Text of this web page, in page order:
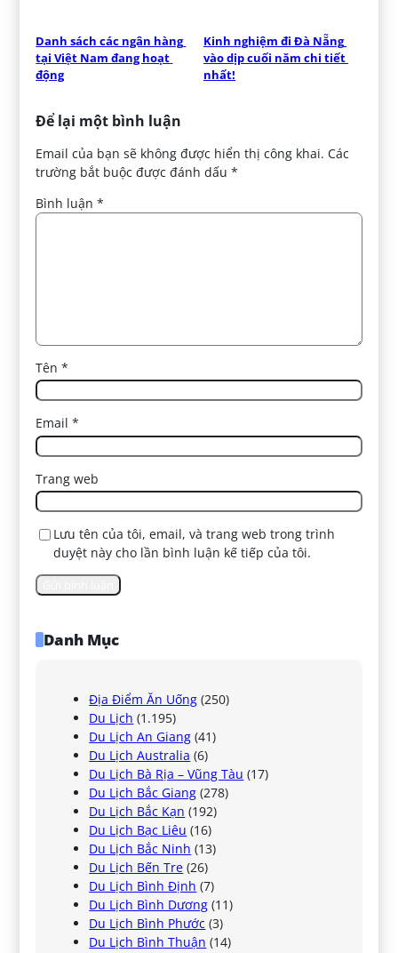
Danh sách các ngân hàng
tại Việt Nam đang hoạt
động
Kinh nghiệm đi Đà Nẵng
vào dịp cuối năm chi tiết
nhất!
Để lại một bình luận
Email của bạn sẽ không được hiển thị công khai. Các
trường bắt buộc được đánh dấu*
Bình luận*
Tên*
Email*
Trang web
Lưu tên của tôi, email, và trang web trong trình
duyệt này cho lần bình luận kế tiếp của tôi.
Danh Mục
Địa Điểm Ăn Uống (250)
Du Lịch (1.195)
Du Lịch An Giang (41)
Du Lịch Australia (6)
Du Lịch Bà Rịa – Vũng Tàu (17)
Du Lịch Bắc Giang (278)
Du Lịch Bắc Kạn (192)
Du Lịch Bạc Liêu (16)
Du Lịch Bắc Ninh (13)
Du Lịch Bến Tre (26)
Du Lịch Bình Định (7)
Du Lịch Bình Dương (11)
Du Lịch Bình Phước (3)
Du Lịch Bình Thuận (14)